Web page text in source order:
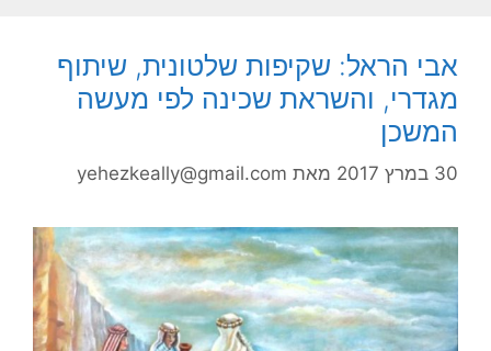
אבי הראל: שקיפות שלטונית, שיתוף
מגדרי, והשראת שכינה לפי מעשה
המשכן
30 במרץ 2017 מאת yehezkeally@gmail.com